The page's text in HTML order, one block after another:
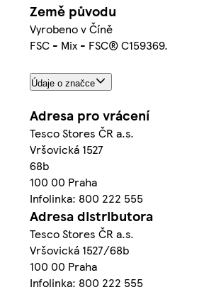
Země původu
Vyrobeno v Číně
FSC - Mix - FSC® C159369.
Údaje o značce
Adresa pro vrácení
Tesco Stores ČR a.s.
Vršovická 1527
68b
100 00 Praha
Infolinka: 800 222 555
Adresa distributora
Tesco Stores ČR a.s.
Vršovická 1527/68b
100 00 Praha
Infolinka: 800 222 555